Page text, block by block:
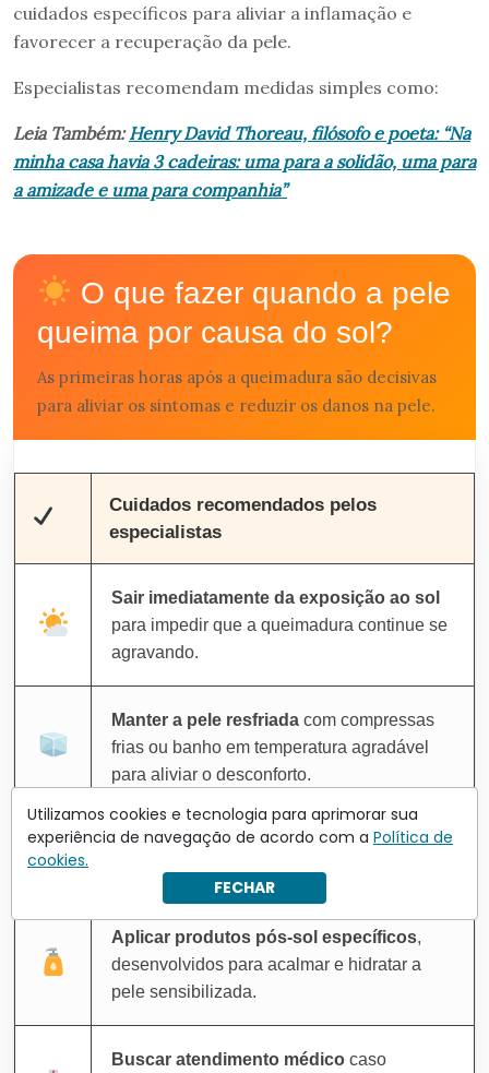
cuidados específicos para aliviar a inflamação e
favorecer a recuperação da pele.
Especialistas recomendam medidas simples como:
Leia Também:Henry David Thoreau, filósofo e poeta: “Na
minha casa havia 3 cadeiras: uma para a solidão, uma para
a amizade e uma para companhia”
O que fazer quando a pele
queima por causa do sol?
As primeiras horas após a queimadura são decisivas
para aliviar os sintomas e reduzir os danos na pele.
Cuidados recomendados pelos
especialistas
Sair imediatamente da exposição ao sol
para impedir que a queimadura continue se
agravando.
Manter a pele resfriada com compressas
frias ou banho em temperatura agradável
para aliviar o desconforto.
Beber bastante águapara ajudar na
hidratação do organismo e da pele.
Aplicar produtos pós-sol específicos,
desenvolvidos para acalmar e hidratar a
pele sensibilizada.
Buscar atendimento médico caso
Utilizamos cookies e tecnologia para aprimorar sua
experiência de navegação de acordo com a Política de
cookies.
FECHAR